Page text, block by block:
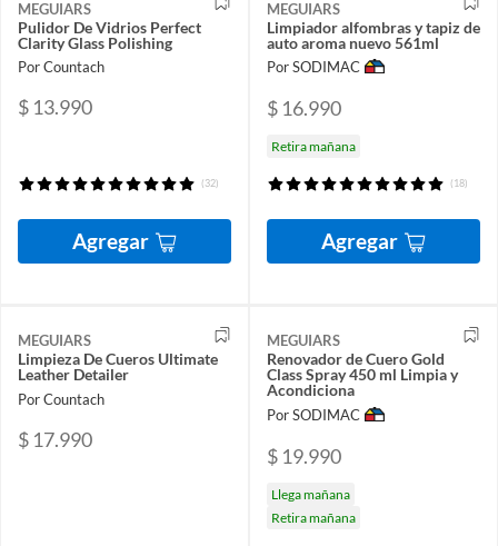
MEGUIARS
Pulidor De Vidrios Perfect
Clarity Glass Polishing
Por Countach
$ 13.990
(32)
Agregar
MEGUIARS
Limpiador alfombras y tapiz de
auto aroma nuevo 561ml
Por SODIMAC
$ 16.990
Retira mañana
(18)
Agregar
MEGUIARS
Limpieza De Cueros Ultimate
Leather Detailer
Por Countach
$ 17.990
MEGUIARS
Renovador de Cuero Gold
Class Spray 450 ml Limpia y
Acondiciona
Por SODIMAC
$ 19.990
Llega mañana
Retira mañana